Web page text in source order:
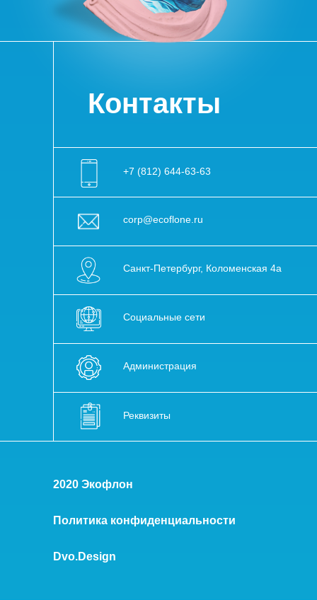
+7 (812) 644-63-63
corp@ecoflone.ru
Санкт-Петербург, Коломенская 4а
Администрация
Социальные сети
Реквизиты
Контакты
2020 Экофлон
Политика конфиденциальности
Dvo.Design